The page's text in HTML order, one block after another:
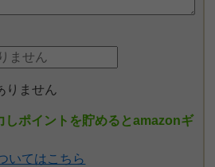
りません
しポイントを貯めるとamazonギ
いてはこちら